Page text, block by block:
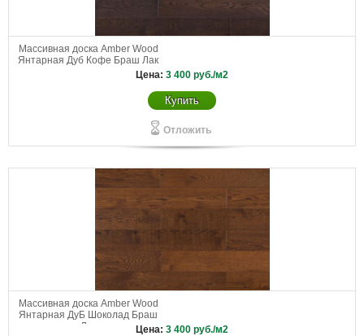
Массивная доска Amber Wood
Янтарная Дуб Кофе Браш Лак
Цена: 3 400 руб./м2
Купить
Отложить
Массивная доска Amber Wood
Янтарная ДуБ Шоколад Браш
Лак
Цена: 3 400 руб./м2